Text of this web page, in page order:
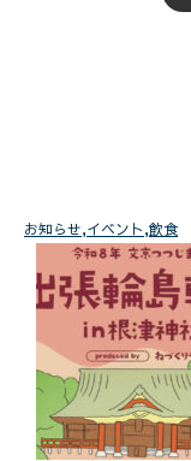
お知らせ,イベント,飲食